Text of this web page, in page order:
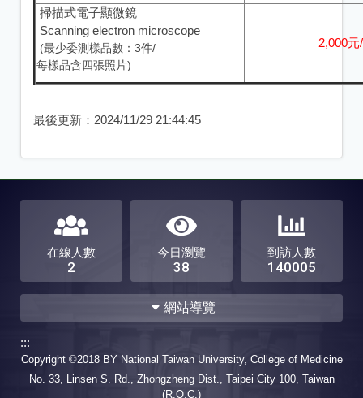
掃描式電子顯微鏡
Scanning electron microscope
(最少委測樣品數：3件/
每樣品含四張照片)
2,000
最後更新： 2024/11/29 21:44:45
在線人數
2
今日瀏覽
38
到訪人數
140005
網站導覽
中心簡介
中心簡介
設置辦法
諮詢委員
:::
Copyright ©2018 BY National Taiwan University, College of Medicine
No. 33, Linsen S. Rd., Zhongzheng Dist., Taipei City 100, Taiwan
(R.O.C.)